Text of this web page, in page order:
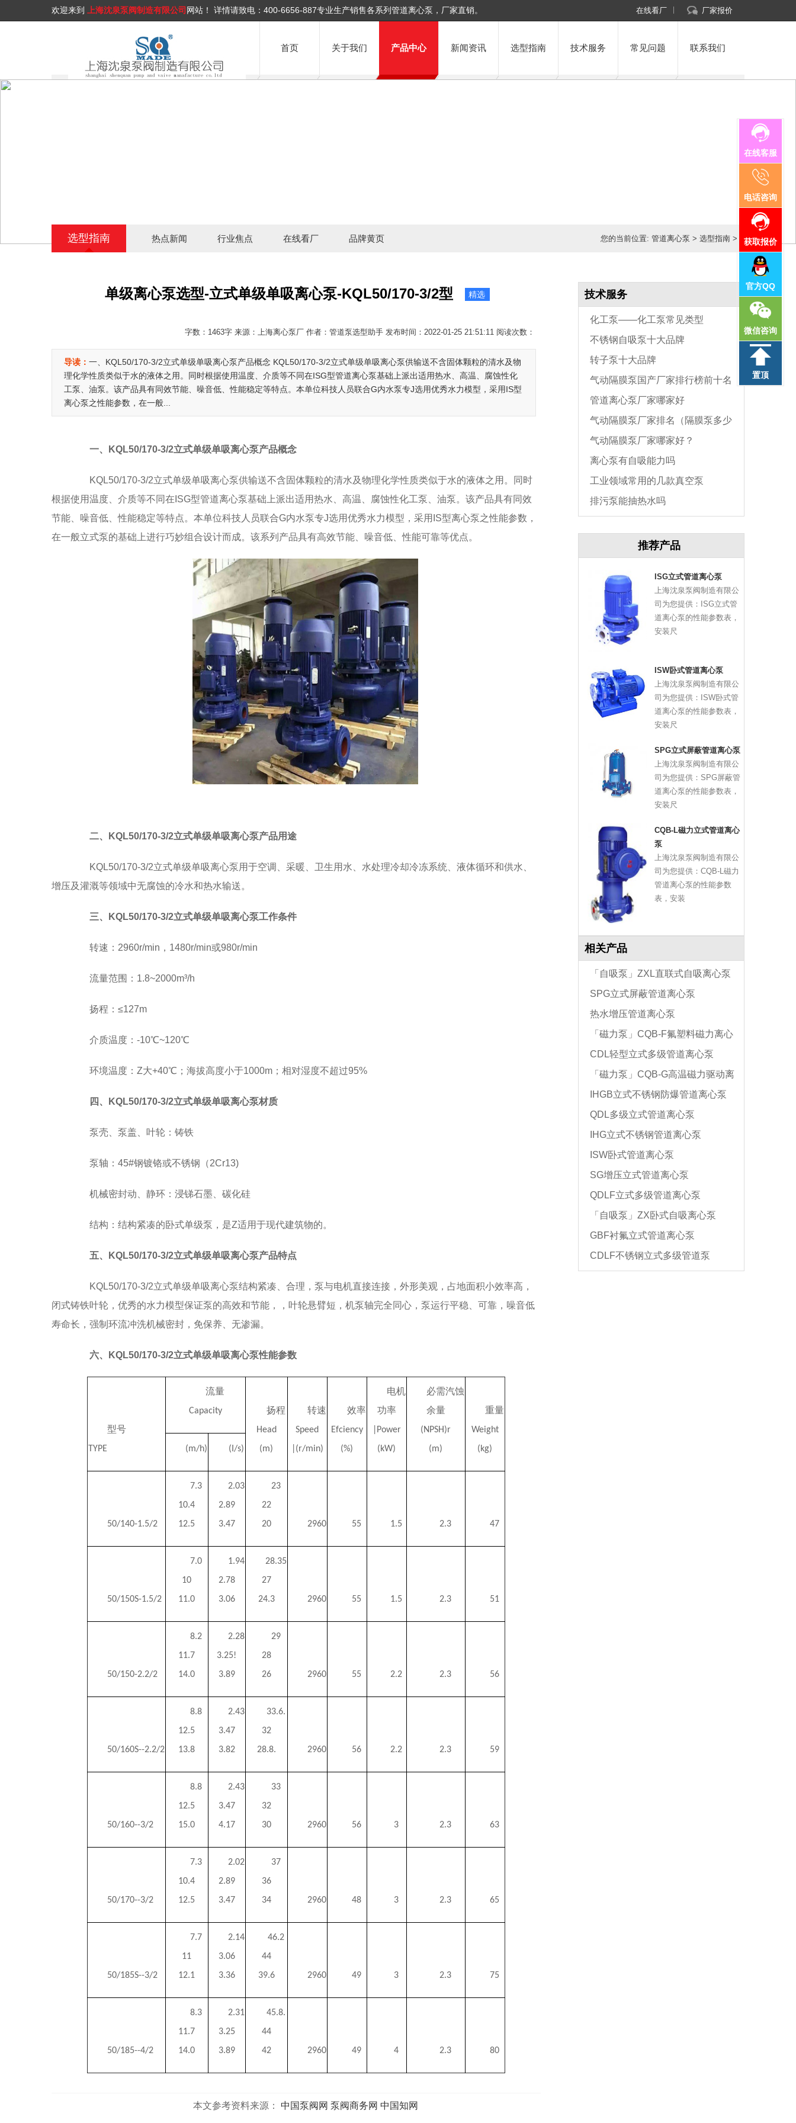
欢迎来到 上海沈泉泵阀制造有限公司 网站！ 详情请致电： 400-6656-887专业生产销售各系列管道离心泵，厂家直销。 在线看厂 厂家报价
首页 关于我们 产品中心 新闻资讯 选型指南 技术服务 常见问题 联系我们
在线客服
电话咨询
获取报价
官方QQ
微信咨询
置顶
选型指南 热点新闻 行业焦点 在线看厂 品牌黄页 您的当前位置:管道离心泵 >选型指南 >
单级离心泵选型-立式单级单吸离心泵-KQL50/170-3/2型 精选
字数：1463字 来源：上海离心泵厂 作者：管道泵选型助手 发布时间：2022-01-25 21:51:11 阅读次数：
导读： 一、KQL50/170-3/2立式单级单吸离心泵产品概念 KQL50/170-3/2立式单级单吸离心泵供输送不含固体颗粒的清水及物
理化学性质类似于水的液体之用。同时根据使用温度、介质等不同在ISG型管道离心泵基础上派出适用热水、高温、腐蚀性化
工泵、油泵。该产品具有同效节能、噪音低、性能稳定等特点。本单位科技人员联合G内水泵专J选用优秀水力模型，采用IS型
离心泵之性能参数，在一般...
一、KQL50/170-3/2立式单级单吸离心泵产品概念
KQL50/170-3/2立式单级单吸离心泵供输送不含固体颗粒的清水及物理化学性质类似于水的液体之用。同时
根据使用温度、介质等不同在ISG型管道离心泵基础上派出适用热水、高温、腐蚀性化工泵、油泵。该产品具有同效
节能、噪音低、性能稳定等特点。本单位科技人员联合G内水泵专J选用优秀水力模型，采用IS型离心泵之性能参数，
在一般立式泵的基础上进行巧妙组合设计而成。该系列产品具有高效节能、噪音低、性能可靠等优点。
二、KQL50/170-3/2立式单级单吸离心泵产品用途
KQL50/170-3/2立式单级单吸离心泵用于空调、采暖、卫生用水、水处理冷却冷冻系统、液体循环和供水、
增压及灌溉等领域中无腐蚀的冷水和热水输送。
三、KQL50/170-3/2立式单级单吸离心泵工作条件
转速：2960r/min，1480r/min或980r/min
流量范围：1.8~2000m³/h
扬程：≤127m
介质温度：-10℃~120℃
环境温度：Z大+40℃；海拔高度小于1000m；相对湿度不超过95%
四、KQL50/170-3/2立式单级单吸离心泵材质
泵壳、泵盖、叶轮：铸铁
泵轴：45#钢镀铬或不锈钢（2Cr13)
机械密封动、静环：浸锑石墨、碳化硅
结构：结构紧凑的卧式单级泵，是Z适用于现代建筑物的。
五、KQL50/170-3/2立式单级单吸离心泵产品特点
KQL50/170-3/2立式单级单吸离心泵结构紧凑、合理，泵与电机直接连接，外形美观，占地面积小效率高，
闭式铸铁叶轮，优秀的水力模型保证泵的高效和节能，，叶轮悬臂短，机泵轴完全同心，泵运行平稳、可靠，噪音低
寿命长，强制环流冲洗机械密封，免保养、无渗漏。
六、KQL50/170-3/2立式单级单吸离心泵性能参数
型号
TYPE
流量
Capacity
扬程
Head
(m)
转速
Speed
|(r/min)
效率
Efciency
(%)
电机
功率
|Power
(kW)
必需汽蚀
余量
(NPSH)r
(m)
重量
Weight
(kg)
(m/h) (I/s)
50/140-1.5/2
7.3
10.4
12.5
2.03
2.89
3.47
23
22
20
2960 55 1.5 2.3 47
50/150S-1.5/2
7.0
10
11.0
1.94
2.78
3.06
28.35
27
24.3
2960 55 1.5 2.3 51
50/150-2.2/2
8.2
11.7
14.0
2.28
3.25!
3.89
29
28
26
2960 55 2.2 2.3 56
50/160S--2.2/2
8.8
12.5
13.8
2.43
3.47
3.82
33.6.
32
28.8.
2960 56 2.2 2.3 59
50/160--3/2
8.8
12.5
15.0
2.43
3.47
4.17
33
32
30
2960 56 3 2.3 63
50/170--3/2
7.3
10.4
12.5
2.02
2.89
3.47
37
36
34
2960 48 3 2.3 65
50/185S--3/2
7.7
11
12.1
2.14
3.06
3.36
46.2
44
39.6
2960 49 3 2.3 75
50/185--4/2
8.3
11.7
14.0
2.31
3.25
3.89
45.8.
44
42
2960 49 4 2.3 80
本文参考资料来源： 中国泵阀网 泵阀商务网 中国知网
技术服务
化工泵——化工泵常见类型
不锈钢自吸泵十大品牌
转子泵十大品牌
气动隔膜泵国产厂家排行榜前十名
管道离心泵厂家哪家好
气动隔膜泵厂家排名（隔膜泵多少
钱一台）
气动隔膜泵厂家哪家好？
离心泵有自吸能力吗
工业领域常用的几款真空泵
排污泵能抽热水吗
推荐产品
ISG立式管道离心泵
上海沈泉泵阀制造有限公
司为您提供：ISG立式管
道离心泵的性能参数表，
安装尺
ISW卧式管道离心泵
上海沈泉泵阀制造有限公
司为您提供：ISW卧式管
道离心泵的性能参数表，
安装尺
SPG立式屏蔽管道离心泵
上海沈泉泵阀制造有限公
司为您提供：SPG屏蔽管
道离心泵的性能参数表，
安装尺
CQB-L磁力立式管道离心
泵
上海沈泉泵阀制造有限公
司为您提供：CQB-L磁力
管道离心泵的性能参数
表，安装
相关产品
「自吸泵」ZXL直联式自吸离心泵
SPG立式屏蔽管道离心泵
热水增压管道离心泵
「磁力泵」CQB-F氟塑料磁力离心
CDL轻型立式多级管道离心泵
「磁力泵」CQB-G高温磁力驱动离
心泵IHGB立式不锈钢防爆管道离心泵
QDL多级立式管道离心泵
IHG立式不锈钢管道离心泵
ISW卧式管道离心泵
SG增压立式管道离心泵
QDLF立式多级管道离心泵
「自吸泵」ZX卧式自吸离心泵
GBF衬氟立式管道离心泵
CDLF不锈钢立式多级管道泵